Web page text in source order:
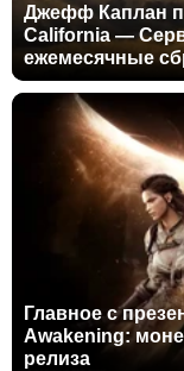
Джефф Каплан
California —
ежемесячные
Главное с
Awakening:
релиза